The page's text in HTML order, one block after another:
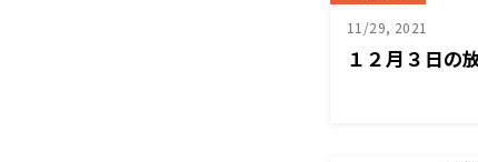
11/29, 2021
１２月３日の